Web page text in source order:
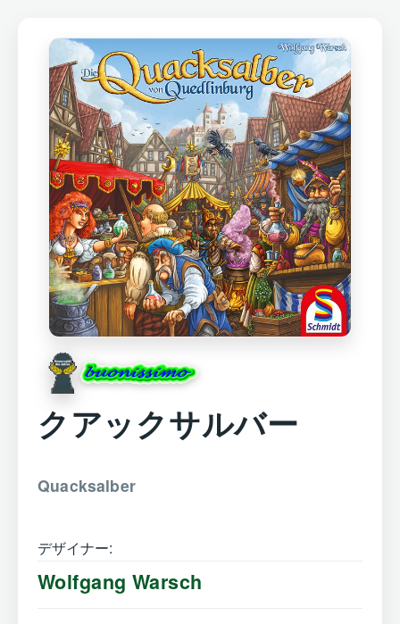
クアックサルバー
Quacksalber
デザイナー:
Wolfgang Warsch